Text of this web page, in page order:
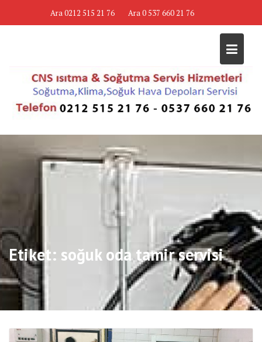
Ara 0212 515 21 76 Ara 0 537 660 21 76
Etiket: soğuk oda tamir servisi